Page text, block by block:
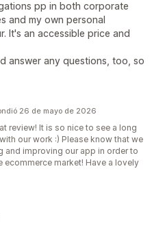
pp in both corporate
and my own personal
It's an accessible price and
answer any questions, too, so
26 de mayo de 2026
review! It is so nice to see a long
our work :) Please know that we
improving our app in order to
ecommerce market! Have a lovely